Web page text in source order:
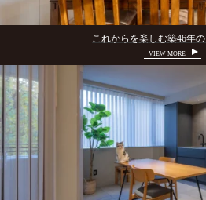
これからを楽しむ築46年
VIEW MORE